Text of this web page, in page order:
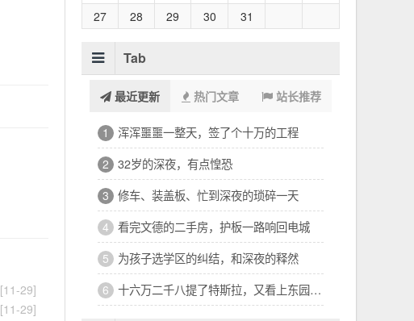
[11-29]
[11-29]
27
28 29 30 31
Tab
最近更新 热门文章 站长推荐
1 浑浑噩噩一整天，签了个十万的工程
2 32岁的深夜，有点惶恐
3 修车、装盖板、忙到深夜的琐碎一天
4 看完文德的二手房，护板一路响回电城
5 为孩子选学区的纠结，和深夜的释然
6 十六万二千八提了特斯拉，又看上东园公馆